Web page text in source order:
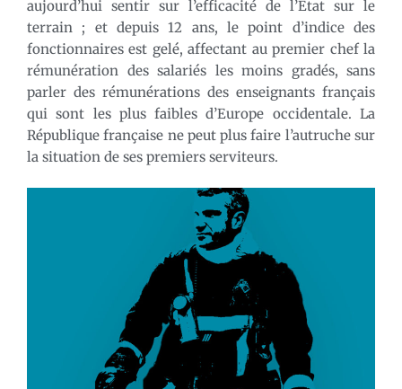
aujourd’hui sentir sur l’efficacité de l’État sur le
terrain ; et depuis 12 ans, le point d’indice des
fonctionnaires est gelé, affectant au premier chef la
rémunération des salariés les moins gradés, sans
parler des rémunérations des enseignants français
qui sont les plus faibles d’Europe occidentale. La
République française ne peut plus faire l’autruche sur
la situation de ses premiers serviteurs.